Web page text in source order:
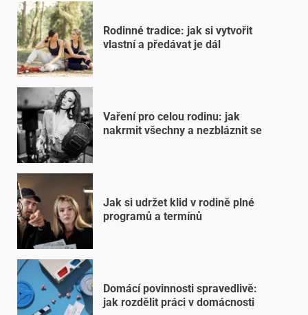
Rodinné tradice: jak si vytvořit
vlastní a předávat je dál
Vaření pro celou rodinu: jak
nakrmit všechny a nezbláznit se
Jak si udržet klid v rodině plné
programů a termínů
Domácí povinnosti spravedlivě:
jak rozdělit práci v domácnosti